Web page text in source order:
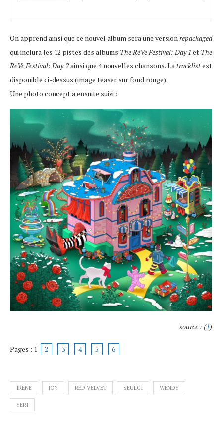
On apprend ainsi que ce nouvel album sera une versionrepackaged
qui inclura les 12 pistes des albums The ReVe Festival: Day 1 et The
ReVe Festival: Day 2ainsi que 4 nouvelles chansons. Latracklistest
disponible ci-dessus (image teaser sur fond rouge).
Une photo concept a ensuite suivi :
source : (1)
Pages : 1 2 3 4 5 6
IRENE JOY RED VELVET SEULGI WENDY
YERI